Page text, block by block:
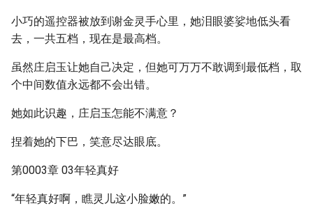
小巧的遥控器被放到谢金灵手心里，她泪眼婆娑地低头看
去，一共五档，现在是最高档。
虽然庄启玉让她自己决定，但她可万万不敢调到最低档，取
个中间数值永远都不会出错。
她如此识趣，庄启玉怎能不满意？
捏着她的下巴，笑意尽达眼底。
第0003章 03年轻真好
“年轻真好啊，瞧灵儿这小脸嫩的。”